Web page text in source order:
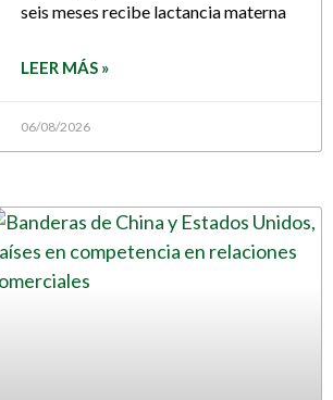
seis meses recibe lactancia materna
LEER MÁS »
06/08/2026